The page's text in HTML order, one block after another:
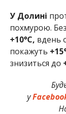
У Долині
похмурою.
+10°C, вдень
покажуть
знизиться до
у